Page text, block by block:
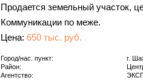
Продается земельный участок,
Коммуникации по меже.
Цена: 650 тыс. руб.
Город/нас. пункт: г.
Район:
Агентство: